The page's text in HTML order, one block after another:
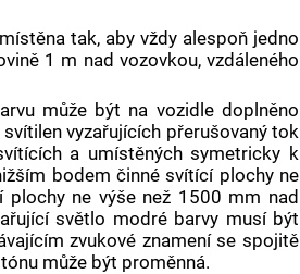
tak, aby vždy alespoň jedno
1 m nad vozovkou, vzdáleného
může být na vozidle doplněno
vyzařujících přerušovaný tok
a umístěných symetricky k
bodem činné svítící plochy ne
ne výše než 1500 mm nad
světlo modré barvy musí být
zvukové znamení se spojitě
může být proměnná.